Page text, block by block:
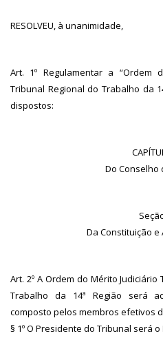
RESOLVEU, à unanimidade,
Art. 1º Regulamentar a “Ordem
Tribunal Regional do Trabalho da
dispostos:
Do Conselho
Da Constituição e
Art. 2º A Ordem do Mérito
Trabalho da 14ª Região será
composto pelos membros efetivos
§ 1º O Presidente do Tribunal será